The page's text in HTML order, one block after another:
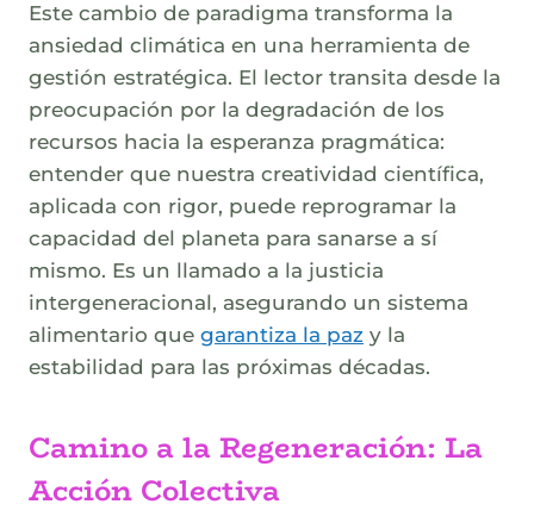
Este cambio de paradigma transforma la
ansiedad climática en una herramienta de
gestión estratégica. El lector transita desde la
preocupación por la degradación de los
recursos hacia la esperanza pragmática:
entender que nuestra creatividad científica,
aplicada con rigor, puede reprogramar la
capacidad del planeta para sanarse a sí
mismo. Es un llamado a la justicia
intergeneracional, asegurando un sistema
alimentario que garantiza la paz y la
estabilidad para las próximas décadas.
Camino a la Regeneración: La
Acción Colectiva